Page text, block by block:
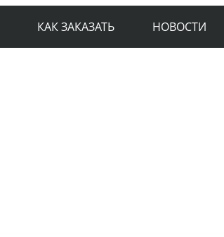
КАК ЗАКАЗАТЬ НОВОСТИ